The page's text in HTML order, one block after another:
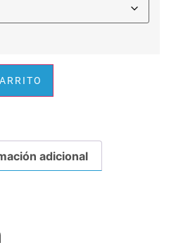
adicional